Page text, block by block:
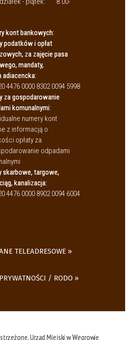
kont bankowych:
podatków i opłat
za zajęcie pasa
mandaty,
adiacencka:
4476 0000 8302 0094 5998
za gospodarowanie
komunalnymi:
numery kont
z informacją o
opłaty za
odpadami
skarbowe, targowe,
kanalizacja:
4476 0000 8902 0094 6004
TELEADRESOWE
/ RODO
Urząd Miejski w Węgrowie